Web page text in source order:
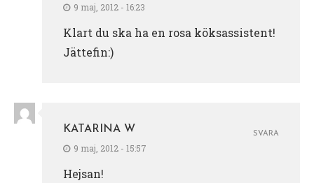
9 maj, 2012 - 16:23
Klart du ska ha en rosa köksassistent!
Jättefin:)
KATARINA W
9 maj, 2012 - 15:57
Hejsan!
SVARA